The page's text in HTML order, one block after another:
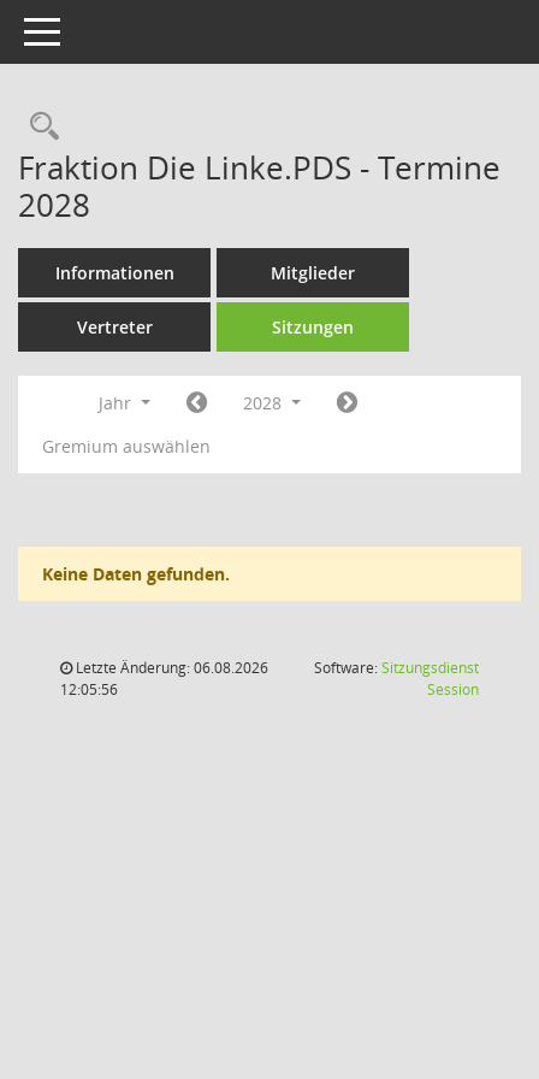
Toggle navigation
Rechercheauswahl
Fraktion Die Linke.PDS - Termine
2028
Informationen Mitglieder
Vertreter Sitzungen
Jahr
2028
Gremium auswählen
Keine Daten gefunden.
Letzte Änderung: 06.08.2026
12:05:56
Software:Sitzungsdienst
Session(Wird in